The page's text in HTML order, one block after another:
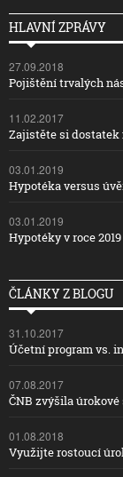
HLAVNÍ ZPRÁVY
27.09.2018
Pojištění trvalých
11.02.2017
Zajistěte si dostatek
03.01.2019
Hypotéka versus
03.01.2019
Hypotéky v roce 2019
ČLÁNKY Z BLOGU
31.10.2017
Účetní program vs.
07.08.2017
ČNB zvýšila úrokové
01.08.2018
Využijte rostoucí